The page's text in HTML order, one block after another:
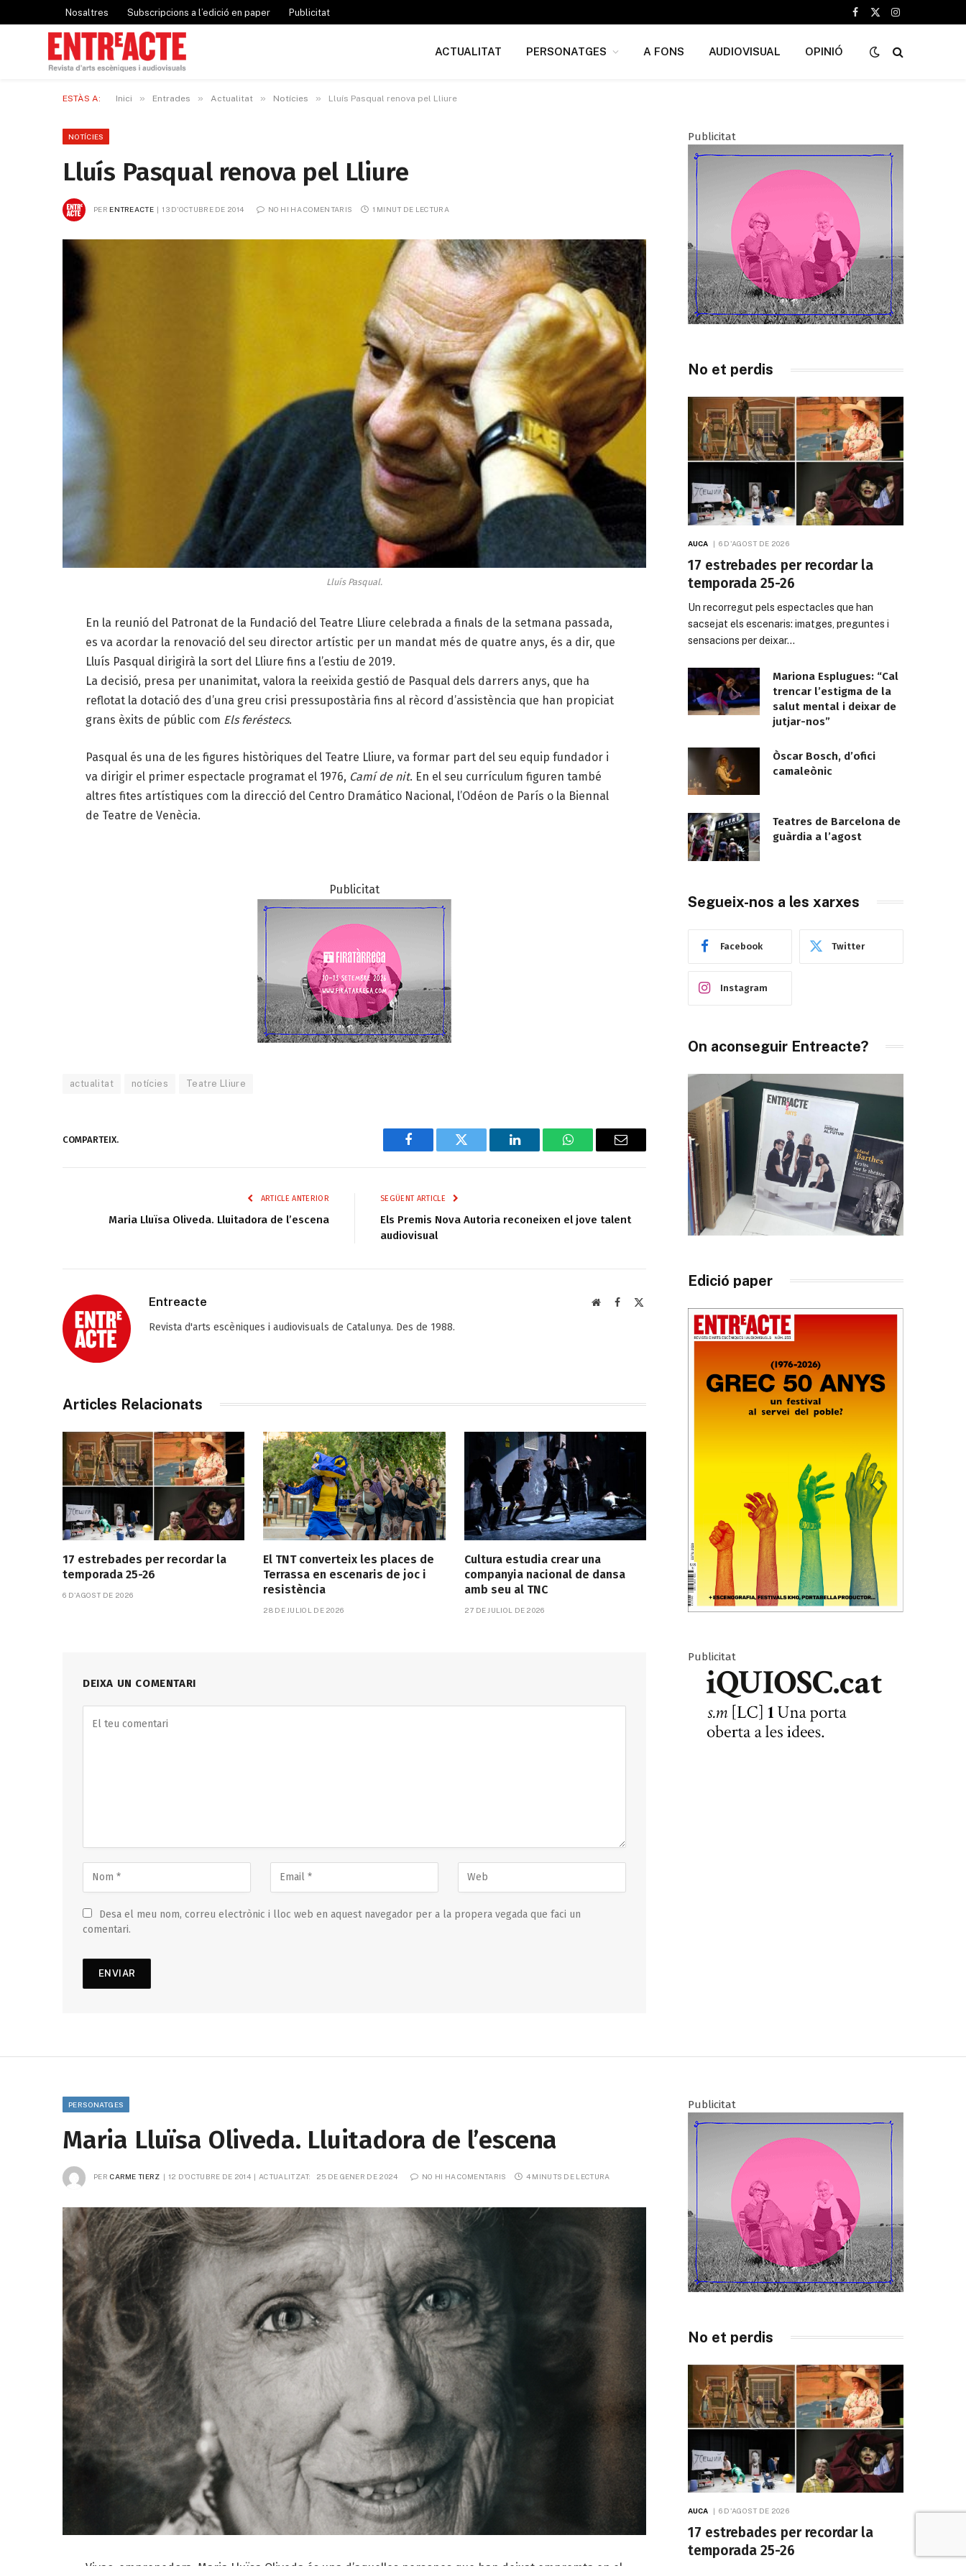
Nosaltres Subscripcions a l’edició en paper Publicitat
Facebook
X
Instagram
ACTUALITAT PERSONATGES A FONS AUDIOVISUAL OPINIÓ
ESTÀS A: Inici » Entrades » Actualitat » Notícies » Lluís Pasqual renova pel Lliure
NOTÍCIES
Lluís Pasqual renova pel Lliure
PER ENTREACTE 13 D'OCTUBRE DE 2014 NO HI HA COMENTARIS 1 MINUT DE LECTURA
Lluís Pasqual.
En la reunió del Patronat de la Fundació del Teatre Lliure celebrada a finals de la setmana passada,
es va acordar la renovació del seu director artístic per un mandat més de quatre anys, és a dir, que
Lluís Pasqual dirigirà la sort del Lliure fins a l’estiu de 2019.
La decisió, presa per unanimitat, valora la reeixida gestió de Pasqual dels darrers anys, que ha
reflotat la dotació des d’una greu crisi pressupostària fins al rècord d’assistència que han propiciat
grans èxits de públic com Els feréstecs.
Pasqual és una de les figures històriques del Teatre Lliure, va formar part del seu equip fundador i
va dirigir el primer espectacle programat el 1976, Camí de nit. En el seu currículum figuren també
altres fites artístiques com la direcció del Centro Dramático Nacional, l’Odéon de París o la Biennal
de Teatre de Venècia.
Publicitat
actualitat notícies Teatre Lliure
COMPARTEIX.
Facebook Twitter LinkedIn WhatsAppEmail
ARTICLE ANTERIOR
Maria Lluïsa Oliveda. Lluitadora de l’escena
SEGÜENT ARTICLE
Els Premis Nova Autoria reconeixen el jove talent
audiovisual
Entreacte Web Facebook
Revista d'arts escèniques i audiovisuals de Catalunya. Des de 1988.
Articles Relacionats
17 estrebades per recordar la
temporada 25-26
6 D'AGOST DE 2026
El TNT converteix les places de
Terrassa en escenaris de joc i
resistència
28 DE JULIOL DE 2026
Cultura estudia crear una
companyia nacional de dansa
amb seu al TNC
27 DE JULIOL DE 2026
DEIXA UN COMENTARI
Desa el meu nom, correu electrònic i lloc web en aquest navegador per a la propera vegada que faci un
comentari.
Publicitat
No et perdis
AUCA 6 D'AGOST DE 2026
17 estrebades per recordar la
temporada 25-26
Un recorregut pels espectacles que han
sacsejat els escenaris: imatges, preguntes i
sensacions per deixar…
Mariona Esplugues: “Cal
trencar l’estigma de la
salut mental i deixar de
jutjar-nos”
Òscar Bosch, d’ofici
camaleònic
Teatres de Barcelona de
guàrdia a l’agost
Segueix-nos a les xarxes
Facebook Twitter
Instagram
On aconseguir Entreacte?
Edició paper
Publicitat
PERSONATGES
Maria Lluïsa Oliveda. Lluitadora de l’escena
PER CARME TIERZ 12 D'OCTUBRE DE 2014 ACTUALITZAT: 25 DE GENER DE 2024 NO HI HA COMENTARIS 4 MINUTS DE LECTURA
Vivaç, emprenedora, Maria Lluïsa Oliveda és una d’aquelles persones que han deixat empremta en el
Publicitat
No et perdis
AUCA 6 D'AGOST DE 2026
17 estrebades per recordar la
temporada 25-26